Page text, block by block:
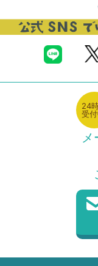
／ターンバーチ
【終了しました】
【終了しました】
【学生対象】個別
2023年5月24日
＼340社以上掲載
６リリース
2025年9月22日
＼体験しよう！／
2025[6/7(土)開催]
【企業担当者様へ
2024年6月11日
24
受
メ